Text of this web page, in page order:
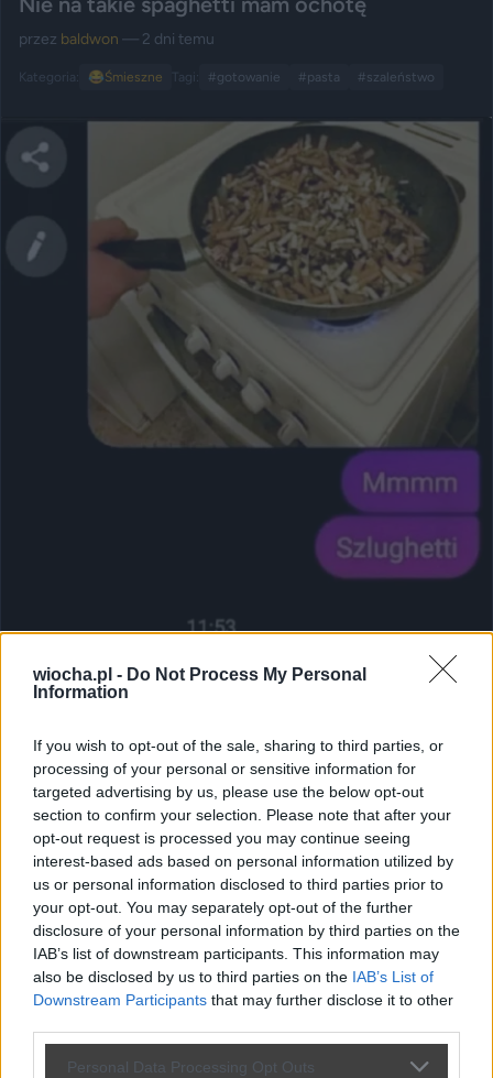
wiocha.pl - Do Not Process My Personal
Information
If you wish to opt-out of the sale, sharing to third parties, or
processing of your personal or sensitive information for
targeted advertising by us, please use the below opt-out
section to confirm your selection. Please note that after your
opt-out request is processed you may continue seeing
interest-based ads based on personal information utilized by
us or personal information disclosed to third parties prior to
your opt-out. You may separately opt-out of the further
disclosure of your personal information by third parties on the
IAB’s list of downstream participants. This information may
also be disclosed by us to third parties on the IAB’s List of
Downstream Participants that may further disclose it to other
Personal Data Processing Opt Outs
przez baldwon — 2 dni temu
Kategoria: 😂Śmieszne Tagi: #gotowanie #pasta #szaleństwo
182 0 Udostępnij
... i pomidory
przezbaldwon— 2 dni temu
Kategoria: Polityka #polityka #internet
#sarkazm
#komentarze